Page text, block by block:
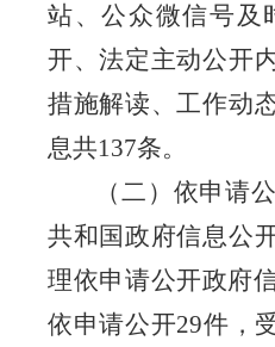
站、公众微信号及
开、法定主动公开
措施解读、工作动
息共137条。
（二）依申请
共和国政府信息公
理依申请公开政府
依申请公开29件，